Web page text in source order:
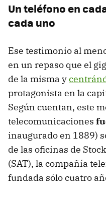
Un teléfono en
cada uno
Ese testimonio al
en un repaso que el
de la misma y
protagonista en la
Según cuentan, este
telecomunicaciones
inaugurado en 1889)
de las oficinas de
(SAT), la compañía
fundada sólo cuatro